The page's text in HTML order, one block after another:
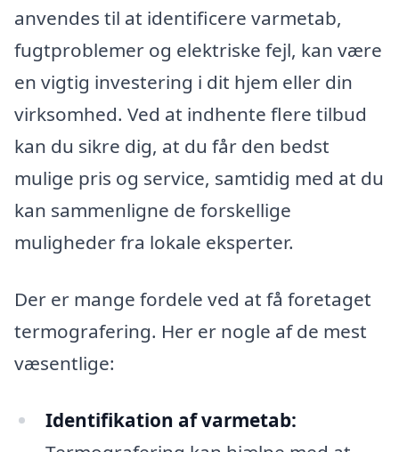
anvendes til at identificere varmetab,
fugtproblemer og elektriske fejl, kan være
en vigtig investering i dit hjem eller din
virksomhed. Ved at indhente flere tilbud
kan du sikre dig, at du får den bedst
mulige pris og service, samtidig med at du
kan sammenligne de forskellige
muligheder fra lokale eksperter.
Der er mange fordele ved at få foretaget
termografering. Her er nogle af de mest
væsentlige:
Identifikation af varmetab: